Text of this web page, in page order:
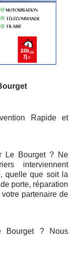
Rapide et
Le Bourget ? Ne
interviennent
quelle que soit la
porte, réparation
partenaire de
Bourget ? Nous